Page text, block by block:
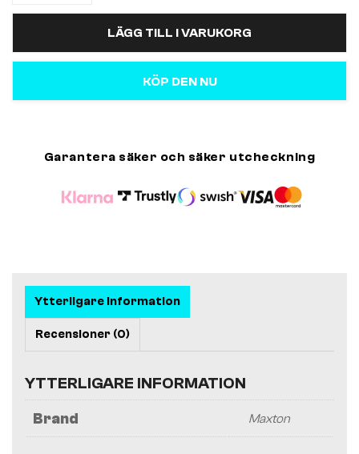
LÄGG TILL I VARUKORG
KÖP DEN NU
Garantera säker och säker utcheckning
Ytterligare information
Recensioner (0)
YTTERLIGARE INFORMATION
Brand Maxton